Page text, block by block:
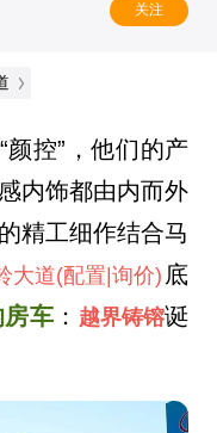
关注
颜控”，他们的产
内饰都由内而外
精工细作结合马
大道(配置|询价) 底
车 ： 越界铸镕诞